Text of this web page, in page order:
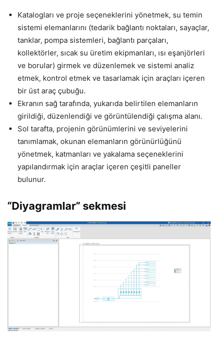
Katalogları ve proje seçeneklerini yönetmek, su temin
sistemi elemanlarını (tedarik bağlantı noktaları, sayaçlar,
tanklar, pompa sistemleri, bağlantı parçaları,
kollektörler, sıcak su üretim ekipmanları, ısı eşanjörleri
ve borular) girmek ve düzenlemek ve sistemi analiz
etmek, kontrol etmek ve tasarlamak için araçları içeren
bir üst araç çubuğu.
Ekranın sağ tarafında, yukarıda belirtilen elemanların
girildiği, düzenlendiği ve görüntülendiği çalışma alanı.
Sol tarafta, projenin görünümlerini ve seviyelerini
tanımlamak, okunan elemanların görünürlüğünü
yönetmek, katmanları ve yakalama seçeneklerini
yapılandırmak için araçlar içeren çeşitli paneller
bulunur.
“Diyagramlar” sekmesi